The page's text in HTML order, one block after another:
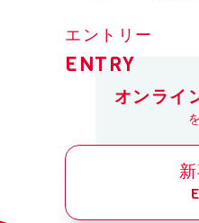
エントリー
ENTRY
オンライ